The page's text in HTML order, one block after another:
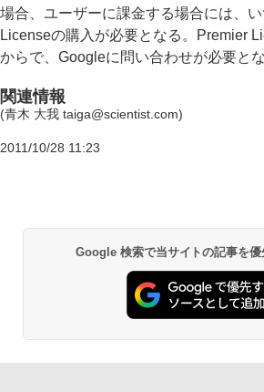
場合、ユーザーに課金する場合には、
Licenseの購入が必要となる。Premier
からで、Googleに問い合わせが必要とな
関連情報
(青木 大我 taiga@scientist.com)
2011/10/28 11:23
Google 検索で当サイトの記事を優